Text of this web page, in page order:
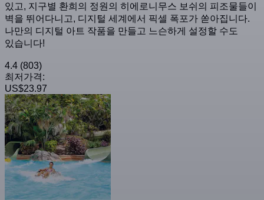
있고, 지구별 환희의 정원의 히에로니무스 보쉬의 피조물들이
벽을 뛰어다니고, 디지털 세계에서 픽셀 폭포가 쏟아집니다.
나만의 디지털 아트 작품을 만들고 느슨하게 설정할 수도
있습니다!
4.4 (803)
최저가격:
US$23.97